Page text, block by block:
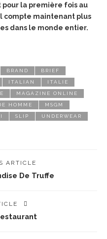
la première fois au
compte maintenant plus
dans le monde entier.
BRAND BRIEF
ITALIAN ITALIE
MAGAZINE ONLINE
HOMME MSGM
SLIP UNDERWEAR
ARTICLE
De Truffe